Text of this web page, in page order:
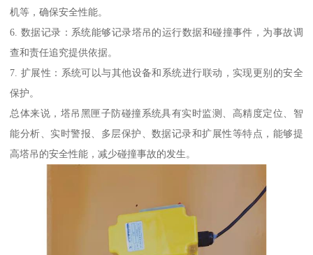
机等，确保安全性能。
6. 数据记录：系统能够记录塔吊的运行数据和碰撞事件，为事故调
查和责任追究提供依据。
7. 扩展性：系统可以与其他设备和系统进行联动，实现更别的安全
保护。
总体来说，塔吊黑匣子防碰撞系统具有实时监测、高精度定位、智
能分析、实时警报、多层保护、数据记录和扩展性等特点，能够提
高塔吊的安全性能，减少碰撞事故的发生。